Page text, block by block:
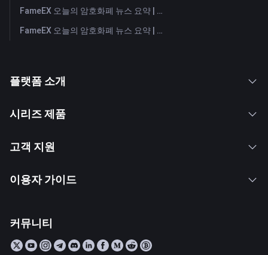
FameEX 오늘의 암호화폐 뉴스 요약 | 2026년 7월 28일
FameEX 오늘의 암호화폐 뉴스 요약 | 2026년 7월 27일
플랫폼 소개
시리즈 제품
고객 지원
이용자 가이드
커뮤니티